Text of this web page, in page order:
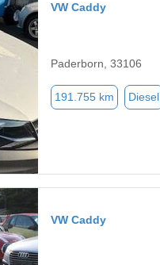
VW Caddy
Paderborn, 33106
191.755 km Diesel
VW Caddy